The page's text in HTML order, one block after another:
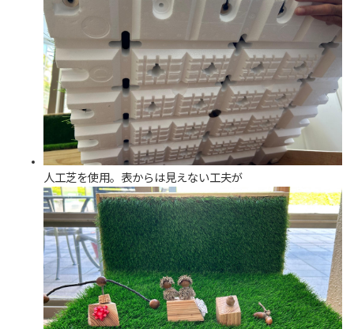
人工芝を使用。表からは見えない工夫が